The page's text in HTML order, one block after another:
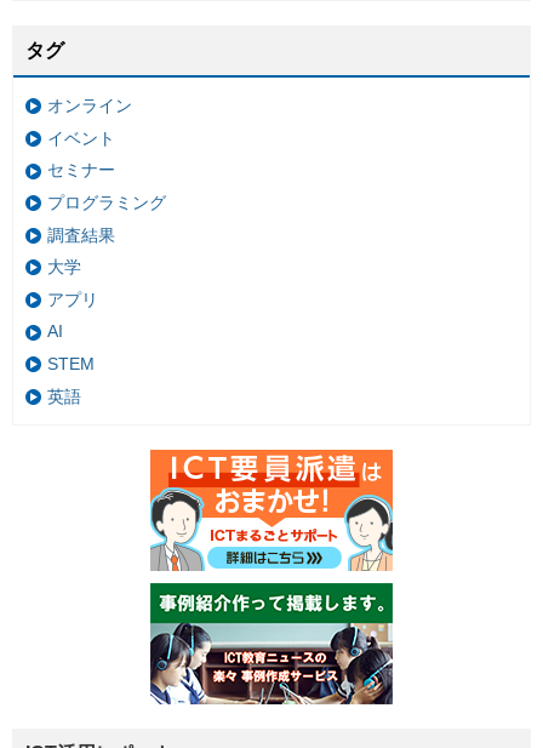
タグ
オンライン
イベント
セミナー
プログラミング
調査結果
大学
アプリ
AI
STEM
英語